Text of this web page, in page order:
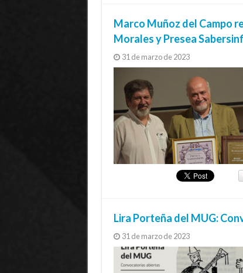
Marco Muñoz del Campo
Morales y Presea
31 de marzo de 2023
Lira Porteña del MUG:
31 de marzo de 2023